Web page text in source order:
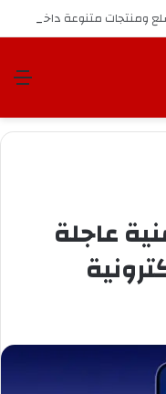
أمانة جدة تضبط 18 مستودعًا مخالفًا لسلع ومنتجات متنوعة داخل مجمع مغلق
عاجلة